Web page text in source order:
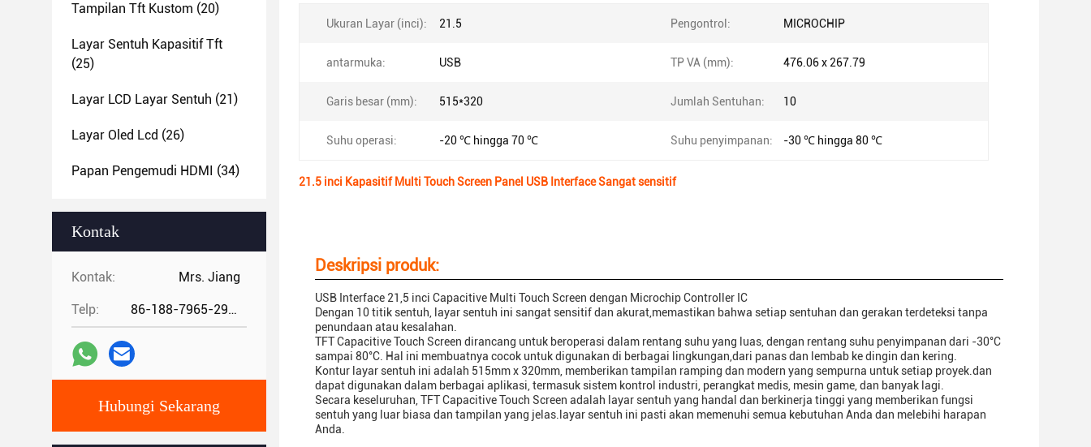
Tampilan Tft Kustom (20)
Layar Sentuh Kapasitif Tft
(25)
Layar LCD Layar Sentuh (21)
Layar Oled Lcd (26)
Papan Pengemudi HDMI (34)
Kontak
Kontak: Mrs. Jiang
Telp: 86-188-7965-2960
Hubungi Sekarang
Ukuran Layar (inci): 21.5 Pengontrol: MICROCHIP
antarmuka: USB TP VA (mm): 476.06 x 267.79
Garis besar (mm): 515*320 Jumlah Sentuhan: 10
Suhu operasi: -20 ℃ hingga 70 ℃ Suhu penyimpanan: -30 ℃ hingga 80 ℃
21.5 inci Kapasitif Multi Touch Screen Panel USB Interface Sangat sensitif
Deskripsi produk:
USB Interface 21,5 inci Capacitive Multi Touch Screen dengan Microchip Controller IC
Dengan 10 titik sentuh, layar sentuh ini sangat sensitif dan akurat,memastikan bahwa setiap sentuhan dan gerakan terdeteksi tanpa
penundaan atau kesalahan.
TFT Capacitive Touch Screen dirancang untuk beroperasi dalam rentang suhu yang luas, dengan rentang suhu penyimpanan dari -30°C
sampai 80°C. Hal ini membuatnya cocok untuk digunakan di berbagai lingkungan,dari panas dan lembab ke dingin dan kering.
Kontur layar sentuh ini adalah 515mm x 320mm, memberikan tampilan ramping dan modern yang sempurna untuk setiap proyek.dan
dapat digunakan dalam berbagai aplikasi, termasuk sistem kontrol industri, perangkat medis, mesin game, dan banyak lagi.
Secara keseluruhan, TFT Capacitive Touch Screen adalah layar sentuh yang handal dan berkinerja tinggi yang memberikan fungsi
sentuh yang luar biasa dan tampilan yang jelas.layar sentuh ini pasti akan memenuhi semua kebutuhan Anda dan melebihi harapan
Anda.